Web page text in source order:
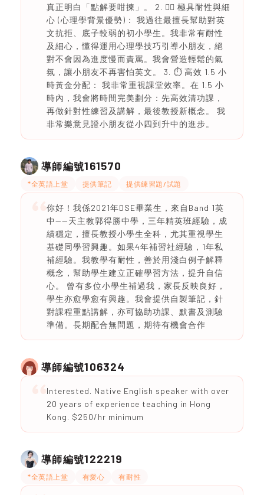
真正明白「點解要咁揀」。 2. 🧘‍♀️ 極具耐性與細
心 (心理學背景優勢)： 我過往最擅長幫助對英
文抗拒、底子較弱的初小學生。我非常有耐性
及細心，懂得運用心理學技巧引導小朋友，絕
對不會因為進度慢而責罵。我會營造輕鬆的氣
氛，讓小朋友不再害怕英文。 3. ⏱️ 高效 1.5 小
時黃金分配： 我非常重視課堂效率。在 1.5 小
時內，我會將時間完美劃分：先高效清功課，
再做針對性練習及講解，最後教授新概念。 我
非常樂意見證小朋友從小四到升中的進步。
導師編號161570
*全英語上堂 提供筆記 提供練習題/試題
你好！我係2021年DSE畢業生，來自Band 1英
中——天主教郭得勝中學，三年精英班經驗，成
績穩定，擅長教授小學生全科，尤其重視學生
基礎同學習興趣。如果4年補習社經驗，1年私
補經驗。我教學有耐性，善於用淺白例子解釋
概念，幫助學生建立正確學習方法，提升自信
心。 曾有多位小學生補過我，家長反映良好，
學生亦愈學愈有興趣。我會提供自製筆記，針
對課程重點講解，亦可協助功課、默書及測驗
準備。長期配合無問題，期待有機會合作
導師編號106324
Interested. Native English speaker with over
20 years of experience teaching in Hong
Kong. $250/hr minimum
導師編號122219
*全英語上堂 有愛心 有耐性